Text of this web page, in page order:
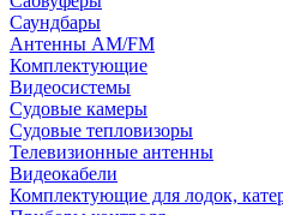
Саундбары
Антенны AM/FM
Комплектующие
Видеосистемы
Судовые камеры
Cудовые тепловизоры
Телевизионные антенны
Видеокабели
Комплектующие для лодок,